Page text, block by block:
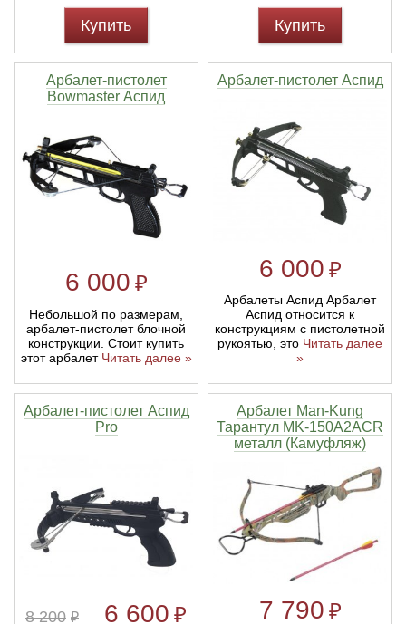
Купить Купить
Арбалет-пистолет
Bowmaster Аспид
6 000 ₽
Небольшой по размерам,
арбалет-пистолет блочной
конструкции. Стоит купить
этот арбалет Читать далее »
Арбалет-пистолет Аспид
6 000 ₽
Арбалеты Аспид Арбалет
Аспид относится к
конструкциям с пистолетной
рукоятью, это Читать далее
»
Арбалет-пистолет Аспид
Pro
8 200 ₽ 6 600 ₽
Арбалет Man-Kung
Тарантул MK-150A2ACR
металл (Камуфляж)
7 790 ₽